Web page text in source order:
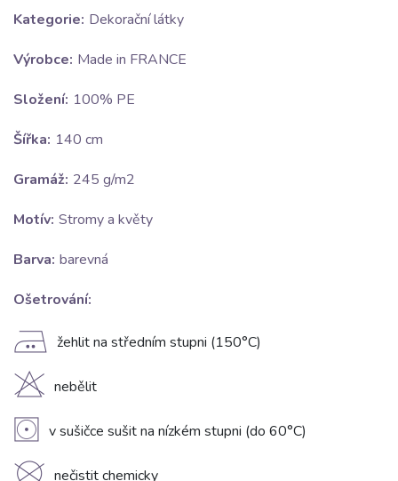
Kategorie: Dekorační látky
Výrobce: Made in FRANCE
Složení: 100% PE
Šířka: 140 cm
Gramáž: 245 g/m2
Motív: Stromy a květy
Barva: barevná
Ošetrování:
E žehlit na středním stupni (150°C)
H nebělit
V v sušičce sušit na nízkém stupni (do 60°C)
nečistit chemicky